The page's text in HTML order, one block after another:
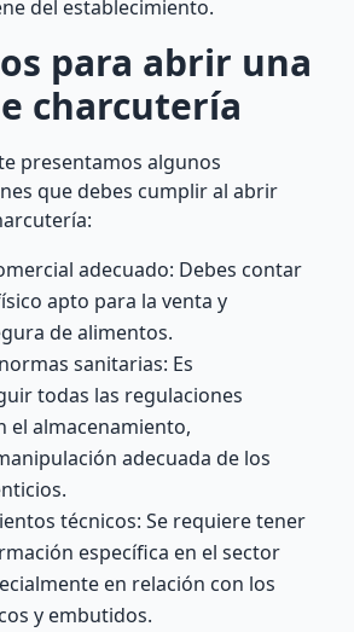
del establecimiento.
para abrir una
charcutería
presentamos algunos
que debes cumplir al abrir
adecuado: Debes contar
apto para la venta y
de alimentos.
sanitarias: Es
todas las regulaciones
el almacenamiento,
adecuada de los
técnicos: Se requiere tener
específica en el sector
en relación con los
y embutidos.